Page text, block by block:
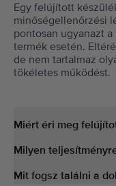
Egy felújított
minőségellenőrzési
pontosan ugyanazt
termék esetén.
de nem tartalmaz
tökéletes működést.
Miért éri meg
Milyen
Mit fogsz találni a